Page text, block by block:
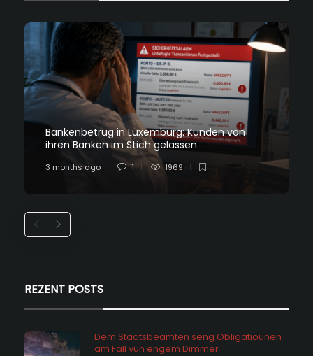
Bankenbetrug in Luxemburg: Kunden von
ihren Banken im Stich gelassen
3 months ago 1 1969
REZENT POSTS
Dem Staatsbeamten seng Obligatiounen
am Fall vun engem Dimmer